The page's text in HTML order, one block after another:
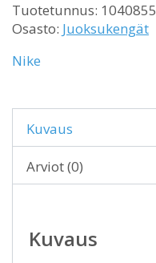
Tuotetunnus: 1040855
Osasto: Juoksukengät
Nike
Kuvaus
Arviot (0)
Kuvaus